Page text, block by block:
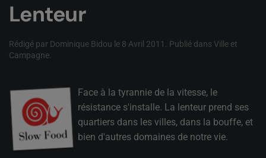
Lenteur
Rédigé par Dominique Bidou le 8 Avril 2011 . Publié dans Ville et
Campagne
Face à la tyrannie de la vitesse, le
résistance s'installe. La lenteur prend ses
quartiers dans les villes, dans la bouffe, et
bien d'autres domaines de notre vie.